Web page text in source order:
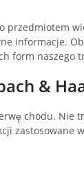
przedmiotem
form naszego
&
chodu.
zastosowane